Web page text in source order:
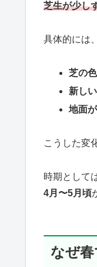
芝生が少し
具体的には、
芝の
新し
地面
こうした変
時期として
4月〜5月頃
なぜ